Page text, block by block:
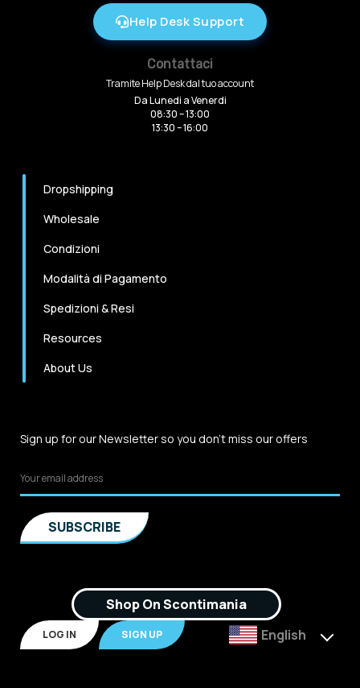
Help Desk Support
Contattaci
Tramite Help Desk dal tuo account
Da Lunedi a Venerdi
08:30 – 13:00
13:30 – 16:00
Dropshipping
Wholesale
Condizioni
Modalità di Pagamento
Spedizioni & Resi
Resources
About Us
Sign up for our Newsletter so you don't miss our offers
Shop On Scontimania
LOG IN SIGN UP English